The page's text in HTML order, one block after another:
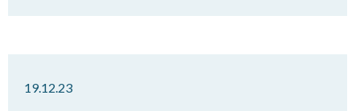
19.12.23